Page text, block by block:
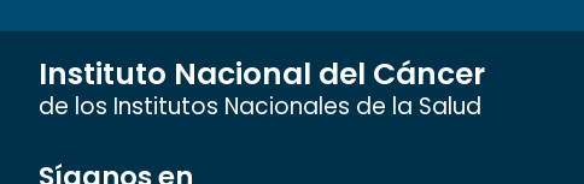
Instituto Nacional del Cáncer
de los Institutos Nacionales de la Salud